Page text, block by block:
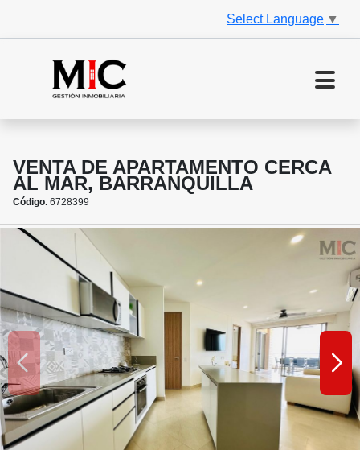
Select Language ▼
VENTA DE APARTAMENTO CERCA
AL MAR, BARRANQUILLA
Código. 6728399